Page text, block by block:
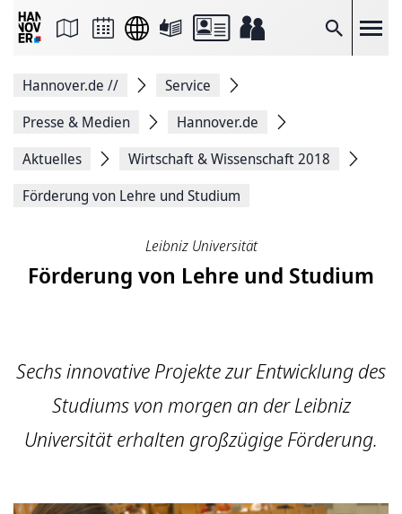
Suche
Seite
Facebook
teilen
Seitenlink
Seite
Hannover.de //
Service
Presse & Medien
Hannover.de
Aktuelles
Wirtschaft & Wissenschaft 2018
Förderung von Lehre und Studium
Leibniz Universität
Förderung von Lehre und Studium
Sechs innovative Projekte zur Entwicklung des
Studiums von morgen an der Leibniz
Universität erhalten großzügige Förderung.